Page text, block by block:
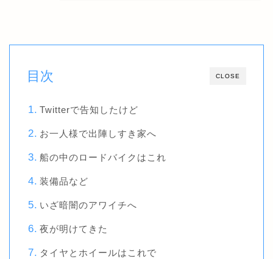
CLOSE
目次
Twitterで告知したけど
お一人様で出陣しすき家へ
船の中のロードバイクはこれ
装備品など
いざ暗闇のアワイチへ
夜が明けてきた
タイヤとホイールはこれで